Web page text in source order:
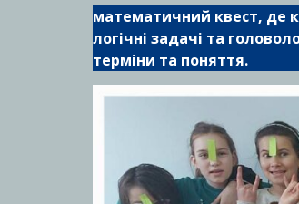
математичний квест, де
логічні задачі та
терміни та поняття.